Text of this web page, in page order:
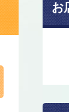
お